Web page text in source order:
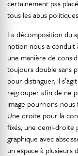
certainement pas
tous les abus
La décomposition du
notion nous a conduit
une manière de
toujours double sans
pour distinguer, il
regrouper afin de ne
image pourrions-nous
Une droite pour la
fixés, une demi-droite
graphique avec
un espace à plusieurs